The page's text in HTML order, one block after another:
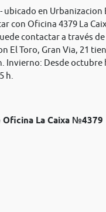
ubicado en Urbanizacion
con Oficina 4379 La
contactar a través
El Toro, Gran Via, 21
Invierno: Desde
h.
Oficina La Caixa №4379